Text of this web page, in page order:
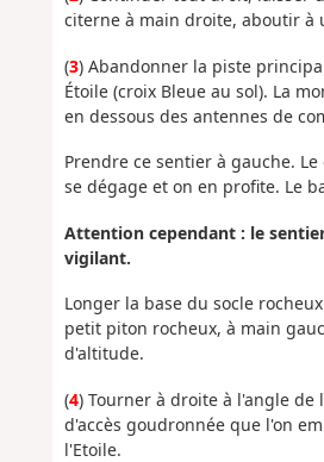
citerne à main droite, aboutir à
(3) Abandonner la piste
Étoile (croix Bleue au sol). La
en dessous des antennes de
Prendre ce sentier à gauche.
se dégage et on en profite. Le
Attention cependant : le
vigilant.
Longer la base du socle
petit piton rocheux, à main
d'altitude.
(4) Tourner à droite à l'angle
d'accès goudronnée que l'on
l'Etoile.